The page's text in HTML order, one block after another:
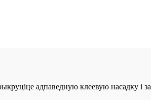
адпаведную клеевую насадку і